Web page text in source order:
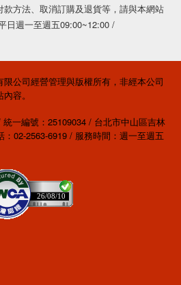
方法、取消訂購及退貨等，請與本網站
日週一至週五09:00~12:00 /
公司經營管理與版權所有，非經本公司
容。
一編號：25109034 / 台北市中山區吉林
02-2563-6919 / 服務時間：週一至週五
26/08/10